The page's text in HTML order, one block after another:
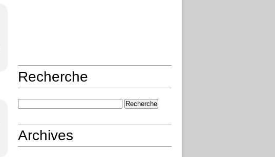
Recherche
Archives